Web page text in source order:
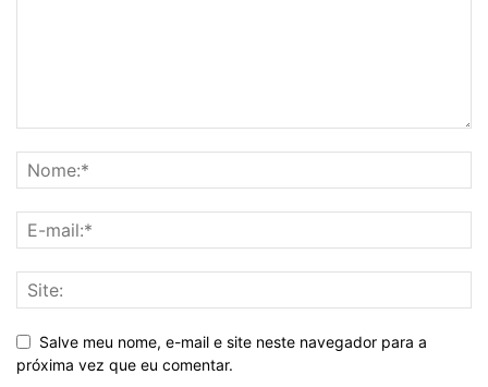
Salve meu nome, e-mail e site neste navegador para a
próxima vez que eu comentar.